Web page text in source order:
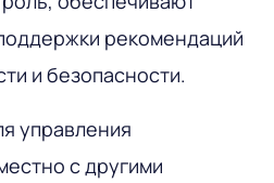
рекомендаций
и безопасности.
управления
с другими